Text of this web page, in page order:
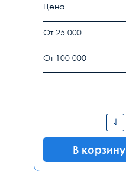
Цена
От 25 000
От 100 000
В корзину